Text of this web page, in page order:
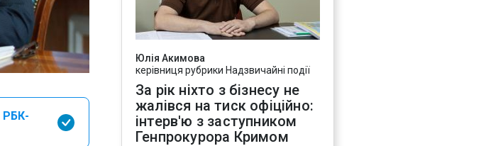
РБК-
Юлія Акимова
керівниця рубрики Надзвичайні події
За рік ніхто з бізнесу не
жалівся на тиск офіційно:
інтерв'ю з заступником
Генпрокурора Кримом